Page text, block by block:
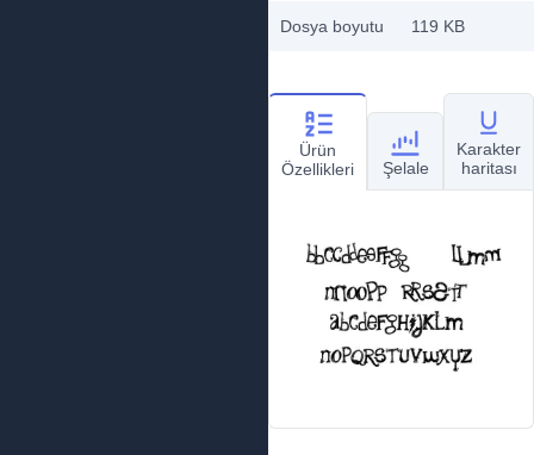
Dosya boyutu 119 KB
Ürün
Özellikleri
Şelale
Karakter
haritası